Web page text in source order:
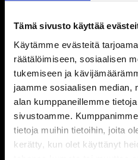
Tämä sivusto käyttää
Käytämme evästeitä
räätälöimiseen, sosiaalisen
tukemiseen ja
jaamme sosiaalisen median,
alan kumppaneillemme
sivustoamme.
tietoja muihin tietoihin, joita
kerätty, kun olet käyttänyt